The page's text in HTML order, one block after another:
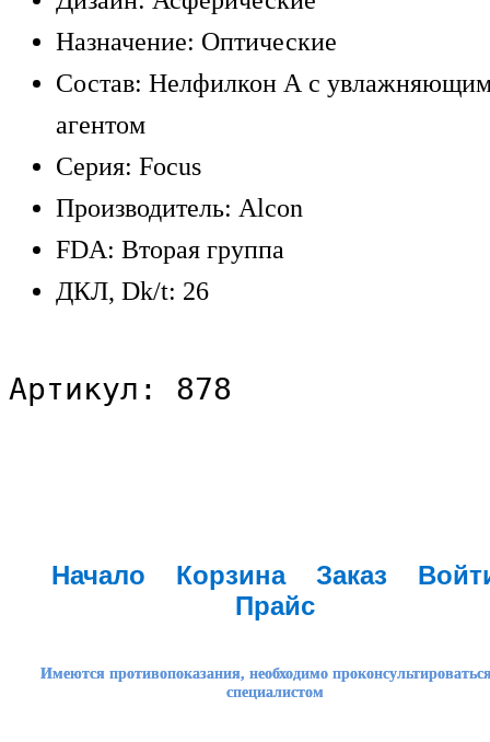
Назначение: Оптические
Состав: Нелфилкон А с
агентом
Серия: Focus
Производитель: Alcon
FDA: Вторая группа
ДКЛ, Dk/t: 26
Артикул: 878
Начало Корзина Заказ
Прайс
Имеются противопоказания, необходимо
специалистом